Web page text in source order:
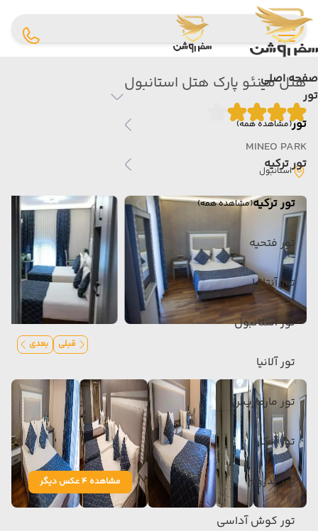
صفحه اصلی
تور
تور(مشاهده همه)
تور ترکیه
تور ترکیه(مشاهده همه)
تور فتحیه
تور آنتالیا
تور استانبول
تور آلانیا
تور مارماریس
تور آنکارا
تور بدروم
تور کوش آداسی
هتل مینئو پارک هتل استانبول
MINEO PARK
استانبول
قبلی بعدی
مشاهده 4 عکس دیگر